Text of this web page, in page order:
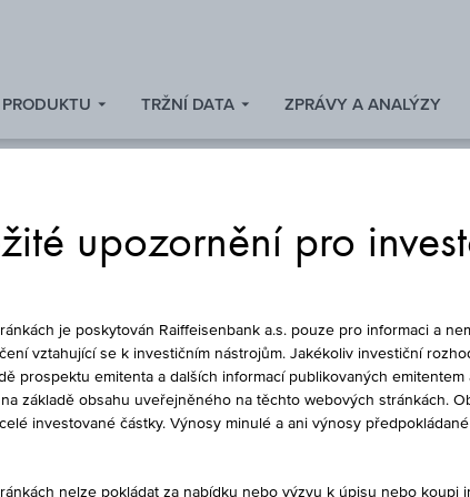
TRŽNÍ DATA ZPRÁVY A ANALÝZY
USA
upozornění pro
je poskytován Raiffeisenbank a.s. pouze pro informaci a
vztahující se k investičním nástrojům. Jakékoliv investiční
prospektu emitenta a dalších informací publikovaných
základě obsahu uveřejněného na těchto webových stránkách.
investované částky. Výnosy minulé a ani výnosy
nelze pokládat za nabídku nebo výzvu k úpisu nebo koupi